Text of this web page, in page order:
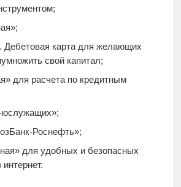
Дебетовая картадля желающих
свой капитал;
для расчета по кредитным
Роснефть»;
для удобных и безопасных
интернет.